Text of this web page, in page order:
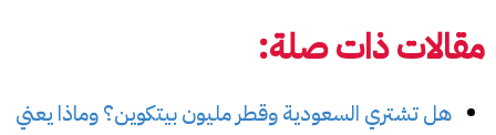
مقالات ذات صلة:
هل تشتري السعودية وقطر مليون بيتكوين؟ وماذا يعني